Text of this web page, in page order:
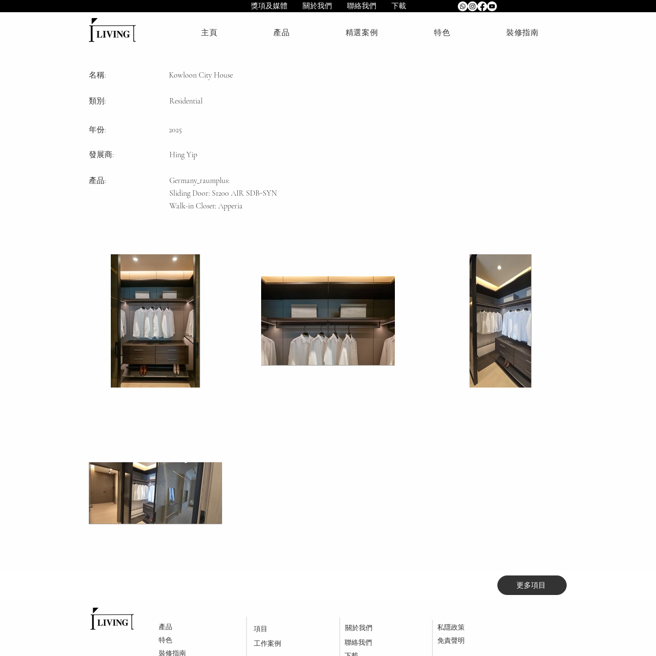
獎項及媒體 關於我們 聯絡我們 下載
主頁 產品 精選案例 特色 裝修指南
名稱: Kowloon City House
類別: Residential
年份: 2025
發展商: Hing Yip
產品:
Germany_raumplus:
Sliding Door: S1200 AIR SDB-SYN
Walk-in Closet: Apperia
更多項目
項目
工作案例
產品
特色
裝修指南
關於我們
聯絡我們
私隱政策
免責聲明